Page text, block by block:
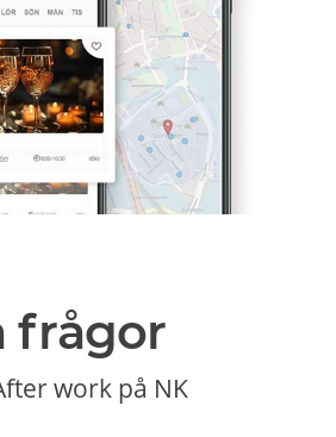
frågor
work på NK